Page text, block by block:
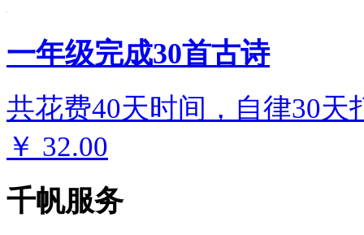
一年级完成30首古诗
共花费40天时间，自律30天
￥ 32.00
千帆服务